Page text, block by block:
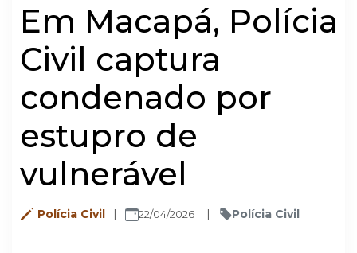
Em Macapá, Polícia
Civil captura
condenado por
estupro de
vulnerável
Polícia Civil 22/04/2026 Polícia Civil